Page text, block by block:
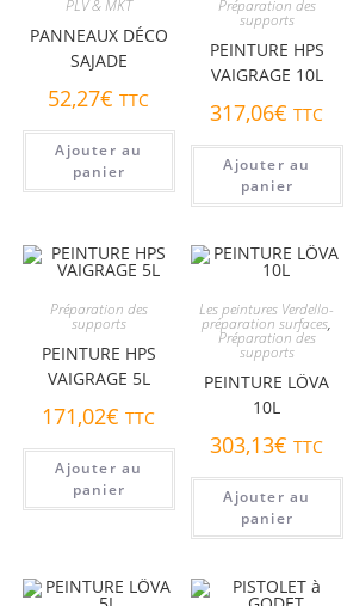
PLV & MKT
PANNEAUX DÉCO
SAJADE
52,27€ TTC
Ajouter au
panier
Préparation des
supports
PEINTURE HPS
VAIGRAGE 10L
317,06€ TTC
Ajouter au
panier
Préparation des
supports
PEINTURE HPS
VAIGRAGE 5L
171,02€ TTC
Ajouter au
panier
Les peintures Verdello-
préparation surfaces,
Préparation des
supports
PEINTURE LÖVA
10L
303,13€ TTC
Ajouter au
panier